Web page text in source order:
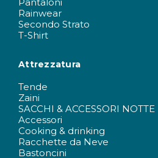
Rainwear
Secondo Strato
T-Shirt
Attrezzatura
Tende
Zaini
SACCHI & ACCESSORI NOTTE
Accessori
Cooking & drinking
Racchette da Neve
Bastoncini